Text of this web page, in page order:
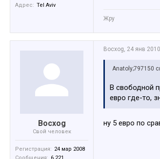
Адрес: Tel Aviv
Жру
Bocxog
Свой человек
Регистрация: 24 мар 2008
Сообщения: 6,221
Bocxog 24 янв 2010
Anatoly;797150
В свободной
евро где-то,
ну 5 евро по